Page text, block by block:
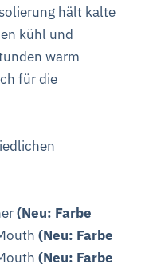
hält kalte
kühl und
warm
für die
(Neu: Farbe
(Neu: Farbe
(Neu: Farbe